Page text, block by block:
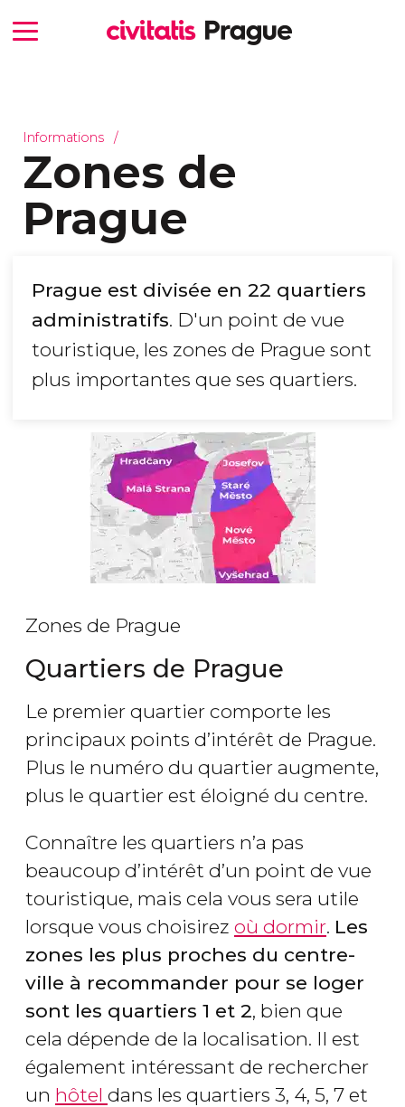
Informations
Zones de
Prague
Prague est divisée en 22 quartiers
administratifs. D'un point de vue
touristique, les zones de Prague sont
plus importantes que ses quartiers.
Zones de Prague
Quartiers de Prague
Le premier quartier comporte les
principaux points d’intérêt de Prague.
Plus le numéro du quartier augmente,
plus le quartier est éloigné du centre.
Connaître les quartiers n’a pas
beaucoup d’intérêt d’un point de vue
touristique, mais cela vous sera utile
lorsque vous choisirez où dormir. Les
zones les plus proches du centre-
ville à recommander pour se loger
sont les quartiers 1 et 2, bien que
cela dépende de la localisation. Il est
également intéressant de rechercher
un hôtel dans les quartiers 3, 4, 5, 7 et